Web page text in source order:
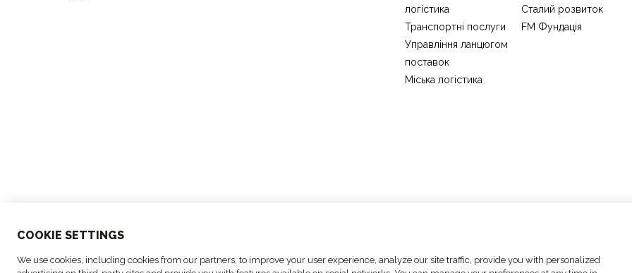
COOKIE SETTINGS
We use cookies, including cookies from our partners, to improve your user experience, analyze our site traffic, provide you with personalized
логістика
Транспортні послуги
Управління ланцюгом
поставок
Міська логістика
Сталий розвиток
FM Фундація
© Copyright FM Logistic, 2026